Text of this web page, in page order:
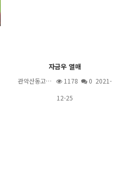
자금우 열매
관악산동고… 1178
0 2021-
12-25